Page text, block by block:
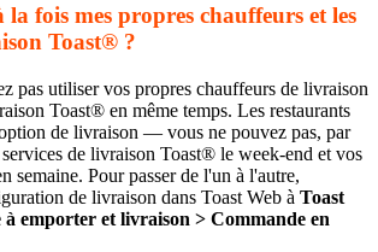
fois mes propres chauffeurs et les
Toast® ?
pas utiliser vos propres chauffeurs de livraison
Toast® en même temps. Les restaurants
de livraison — vous ne pouvez pas, par
de livraison Toast® le week-end et vos
semaine. Pour passer de l'un à l'autre,
de livraison dans Toast Web à Toast
emporter et livraison > Commande en